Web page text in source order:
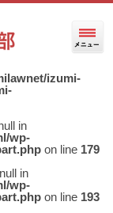
izumi-
in
wp-
on line 179
in
wp-
on line 193